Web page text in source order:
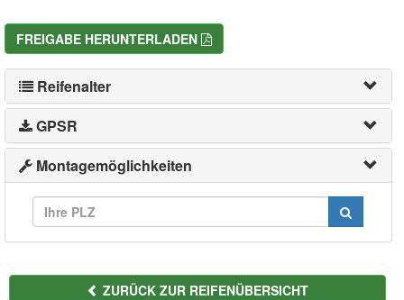
FREIGABE HERUNTERLADEN
Reifenalter
GPSR
Montagemöglichkeiten
ZURÜCK ZUR REIFENÜBERSICHT